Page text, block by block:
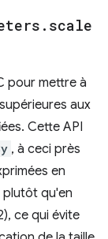
. scale
pour mettre à
aux
Cette API
, à ceci près
en
plutôt qu'en
ce qui évite